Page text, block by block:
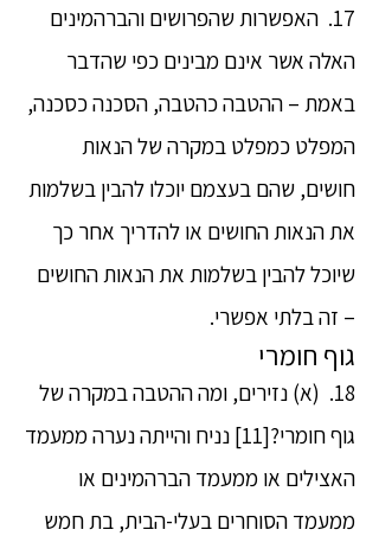
17. האפשרות שהפרושים והברהמינים
האלה אשר אינם מבינים כפי שהדבר
באמת – ההטבה כהטבה, הסכנה כסכנה,
המפלט כמפלט במקרה של הנאות
חושים, שהם בעצמם יוכלו להבין בשלמות
את הנאות החושים או להדריך אחר כך
שיוכל להבין בשלמות את הנאות החושים
– זה בלתי אפשרי.
גוף חומרי
18. (א) נזירים, ומה ההטבה במקרה של
גוף חומרי?[11] נניח והייתה נערה ממעמד
האצילים או ממעמד הברהמינים או
ממעמד הסוחרים בעלי-הבית, בת חמש